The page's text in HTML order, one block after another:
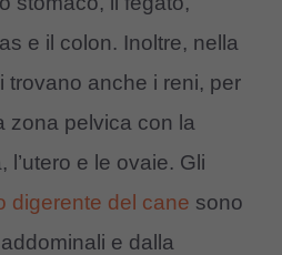
e il colon. Inoltre, nella
trovano anche i reni, per
zona pelvica con la
e le ovaie. Gli
digerente del cane sono
e dalla